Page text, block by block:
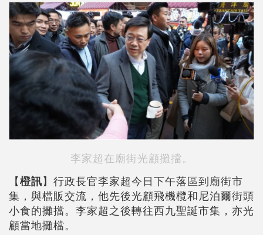
李家超在廟街光顧攤擋。
【橙訊】行政長官李家超今日下午落區到廟街市
集，與檔販交流，他先後光顧飛機欖和尼泊爾街頭
小食的攤擋。李家超之後轉往西九聖誕市集，亦光
顧當地攤檔。